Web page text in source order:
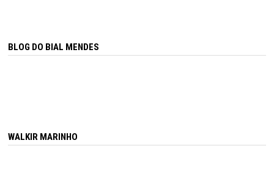
BLOG DO BIAL MENDES
WALKIR MARINHO